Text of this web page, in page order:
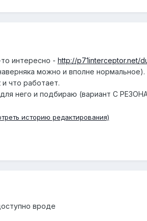
интересно - http://p71interceptor.net/
можно и вполне нормальное).
что работает.
него и подбираю (вариант С
историю редактирования)
вроде